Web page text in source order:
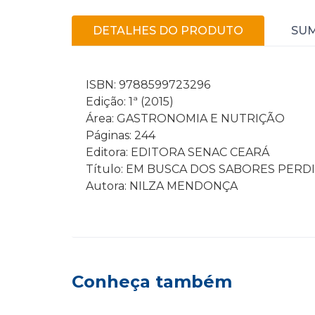
DETALHES DO PRODUTO
ISBN: 9788599723296
Edição: 1ª (2015)
Área: GASTRONOMIA E NUTRIÇÃO
Páginas: 244
Editora: EDITORA SENAC CEARÁ
Título: EM BUSCA DOS SABORES
Autora: NILZA MENDONÇA
Conheça também